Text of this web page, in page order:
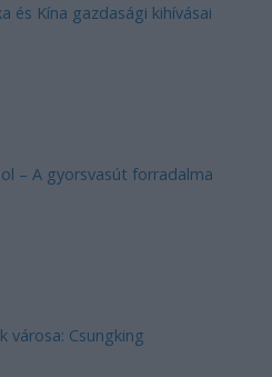
és Kína gazdasági kihívásai
– A gyorsvasút forradalma
városa: Csungking